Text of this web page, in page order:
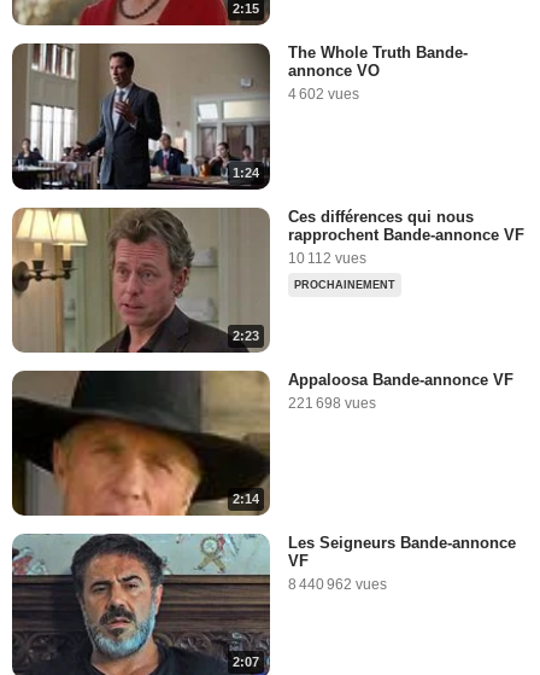
2:15
1:24
The Whole Truth Bande-
annonce VO
4 602 vues
2:23
Ces différences qui nous
rapprochent Bande-annonce VF
10 112 vues
PROCHAINEMENT
2:14
Appaloosa Bande-annonce VF
221 698 vues
2:07
Les Seigneurs Bande-annonce
VF
8 440 962 vues